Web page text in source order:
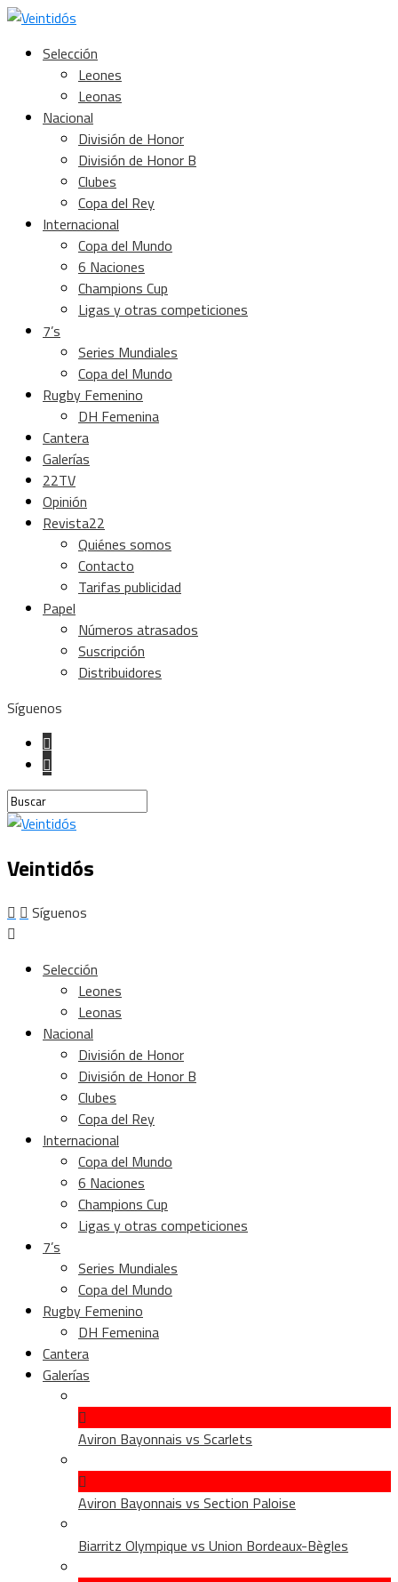
Selección
Leones
Leonas
Nacional
División de Honor
División de Honor B
Clubes
Copa del Rey
Internacional
Copa del Mundo
6 Naciones
Champions Cup
Ligas y otras competiciones
7’s
Series Mundiales
Copa del Mundo
Rugby Femenino
DH Femenina
Cantera
Galerías
22TV
Opinión
Revista22
Quiénes somos
Contacto
Tarifas publicidad
Papel
Números atrasados
Suscripción
Distribuidores
Síguenos
Veintidós
Síguenos
Selección
Leones
Leonas
Nacional
División de Honor
División de Honor B
Clubes
Copa del Rey
Internacional
Copa del Mundo
6 Naciones
Champions Cup
Ligas y otras competiciones
7’s
Series Mundiales
Copa del Mundo
Rugby Femenino
DH Femenina
Cantera
Galerías
Aviron Bayonnais vs Scarlets
Aviron Bayonnais vs Section Paloise
Biarritz Olympique vs Union Bordeaux-Bègles